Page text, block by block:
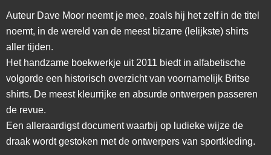
Auteur Dave Moor neemt je mee, zoals hij het zelf in de titel
noemt, in de wereld van de meest bizarre (lelijkste) shirts
aller tijden.
Het handzame boekwerkje uit 2011 biedt in alfabetische
volgorde een historisch overzicht van voornamelijk Britse
shirts. De meest kleurrijke en absurde ontwerpen passeren
de revue.
Een alleraardigst document waarbij op ludieke wijze de
draak wordt gestoken met de ontwerpers van sportkleding.